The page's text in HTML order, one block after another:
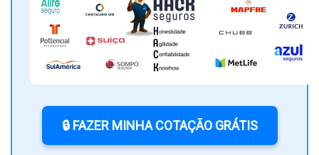
🔒 FAZER MINHA COTAÇÃO GRÁTIS